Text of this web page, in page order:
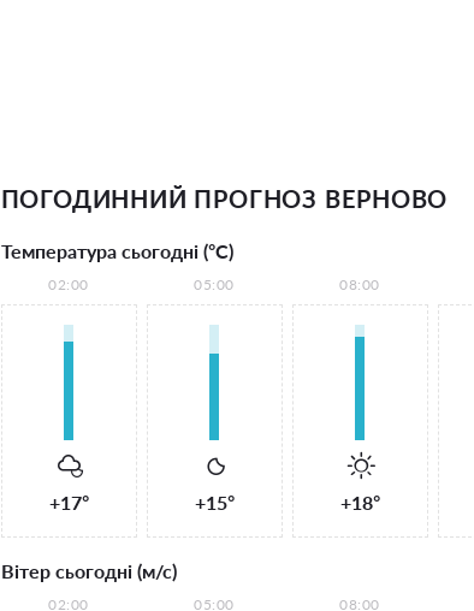
ПОГОДИННИЙ ПРОГНОЗ ВЕРНОВО
Температура сьогодні (°С)
02:00
+17°
05:00
+15°
08:00
+18°
Вітер сьогодні (м/с)
02:00 05:00 08:00